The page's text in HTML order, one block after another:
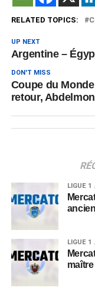
RELATED TOPICS:
UP NEXT
Argentine –
DON'T MISS
Coupe du
retour,
LIGUE 1
LIGUE 1